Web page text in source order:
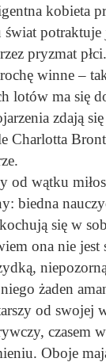
kobieta
potraktuje
pryzmat
winne –
lotów ma się
zdają
Charlotta
od wątku
biedna
się w
ona nie jest
żaden
od swojej
czasem
Oboje